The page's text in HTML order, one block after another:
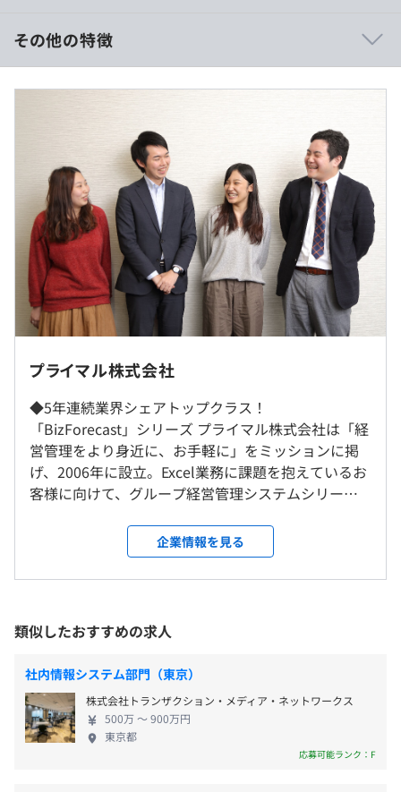
自社内開発ですので、客先常駐はありません。またお客様
との接点もあり、SEとしての経験を積むことができます。
◆開発部門・チーム環境
を出し合いながら開発段階・方向性の確認、検討を行って
います。
比較的小規模な人数で年齢も若いメンバーが多い為、分か
らない点や気になることがあった際は、他のメンバーや先
輩社員に気軽に相談できる環境があります！
◆ワークライフバランス
月の平均残業時間は30h未満、新人エンジニアについては
月15ｈ以内となり、仕事とプライベートのバランスを取
っています。仕事が集中した後は休暇を取るなど、メリハ
働き方としても時差出勤やテレワーク勤務を積極的に活用
しています。
①『BizForecast（ビズフォーキャスト）』：会社や部
門、店舗・事業所などの拠点、人やモノを単位とするあら
ゆる情報の収集や加工・集計、レポーティングに利用可能
ただくための、お客様ニーズに応じた様々なツール開発
外部研修会社と契約を締結しており、本人が必要とするス
客先常駐はなし
＜雇入時＞
東京本社、および自宅
＜変更範囲＞
会社の定める場所（テレワークを行う場所を含む）
受動喫煙防止措置に関する事項
屋内原則禁煙（屋外喫煙室あり）
■東京メトロ南北線「六本木一丁目」駅・ビル直結1分
■都営大江戸線・東京メトロ日比谷線「六本木」駅より
徒歩7分
■賃金形態：月給制
■月給：50万円～67万円
■固定残業代：2万3000円～3万2000円（深夜割増分・30
時間相当）
※固定残業代は残業がない場合も支給し、超過分は別途支
（※想定年収 は年収提示額を保証するものではありません）
9：30〜18：00（休憩1時間、実働7.5時間）
休憩時間：13:00～14:00（60分）※業務に合わせて時間
をずらせます
平均残業時間：平均20時間／月
・フリーバカンス休暇
・慶弔休暇
・育児、介護休暇など
その他の特徴
プライマル株式会社
◆5年連続業界シェアトップクラス！
「BizForecast」シリーズ プライマル株式会社は「経
営管理をより身近に、お手軽に」をミッションに掲
げ、2006年に設立。Excel業務に課題を抱えているお
客様に向けて、グループ経営管理システムシリーズ
パッケージソフト「BizForecast」シリーズは、予算
管理システム部門において、直近でも4年連続シェア
No.1を獲得しております。 今後は、お客様の業務に
理プラットフォーム」の開発や、業績予測の精度向
上に向けたAI技術の活用など、経営管理を更に進化さ
せるサービスの提供を目指すと共に、サービスのグ
ローバル展開も加速していきます。 ◆IT知識だけで
なくとビジネスの視点を持つエンジニアが豊富 プラ
イマルの強みは「お客様の業務に対する知識と理
解」と「ユーザー志向なソフトウェア開発」です。
企業情報を見る
類似したおすすめの求人
社内情報システム部門（東京）
株式会社トランザクション・メディア・ネットワークス
500万 〜 900万円
東京都
応募可能ランク：F